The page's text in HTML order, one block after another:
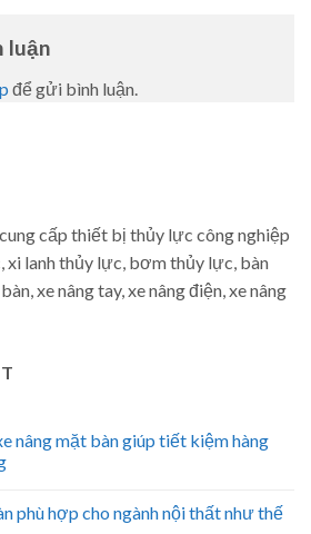
luận
để gửi bình luận.
cấp thiết bị thủy lực công nghiệp
xi lanh thủy lực, bơm thủy lực, bàn
xe nâng tay, xe nâng điện, xe nâng
nâng mặt bàn giúp tiết kiệm hàng
phù hợp cho ngành nội thất như thế